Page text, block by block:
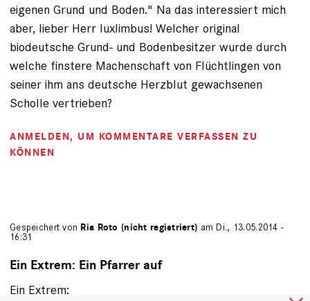
eigenen Grund und Boden." Na das interessiert mich
aber, lieber Herr luxlimbus! Welcher original
biodeutsche Grund- und Bodenbesitzer wurde durch
welche finstere Machenschaft von Flüchtlingen von
seiner ihm ans deutsche Herzblut gewachsenen
Scholle vertrieben?
ANMELDEN, UM KOMMENTARE VERFASSEN ZU
KÖNNEN
Gespeichert von Ria Roto (nicht registriert) am Di., 13.05.2014 -
16:31
Ein Extrem: Ein Pfarrer auf
Ein Extrem: